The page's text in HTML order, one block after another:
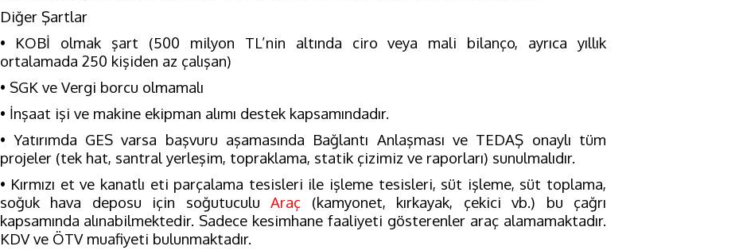
Diğer Şartlar
• KOBİ olmak şart (500 milyon TL’nin altında ciro veya mali bilanço, ayrıca yıllık
ortalamada 250 kişiden az çalışan)
• SGK ve Vergi borcu olmamalı
• İnşaat işi ve makine ekipman alımı destek kapsamındadır.
• Yatırımda GES varsa başvuru aşamasında Bağlantı Anlaşması ve TEDAŞ onaylı tüm
projeler (tek hat, santral yerleşim, topraklama, statik çizimiz ve raporları) sunulmalıdır.
• Kırmızı et ve kanatlı eti parçalama tesisleri ile işleme tesisleri, süt işleme, süt toplama,
soğuk hava deposu için soğutuculu Araç (kamyonet, kırkayak, çekici vb.) bu çağrı
kapsamında alınabilmektedir. Sadece kesimhane faaliyeti gösterenler araç alamamaktadır.
KDV ve ÖTV muafiyeti bulunmaktadır.